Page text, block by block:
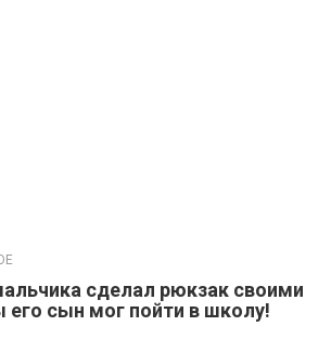
сделал рюкзак своими
его сын мог пойти в школу!